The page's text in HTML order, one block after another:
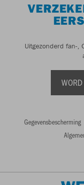
Uitgezonderd fan-,
Gegevensbescherming